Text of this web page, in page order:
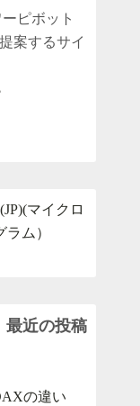
ピボット
案するサイ
最近の投稿
の違い